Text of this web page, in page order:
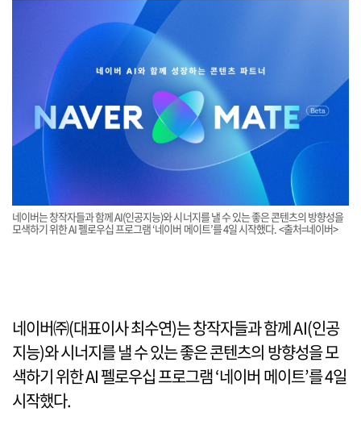
네이버는 창작자들과 함께 AI(인공지능)와 시너지를 낼 수 있는 좋은 콘텐츠의 방향성을
모색하기 위한 AI 펠로우십 프로그램 ‘네이버 메이트’를 4일 시작했다. <출처=네이버>
네이버㈜(대표이사 최수연)는 창작자들과 함께 AI(인공
지능)와 시너지를 낼 수 있는 좋은 콘텐츠의 방향성을 모
색하기 위한 AI 펠로우십 프로그램 ‘네이버 메이트’를 4일
시작했다.